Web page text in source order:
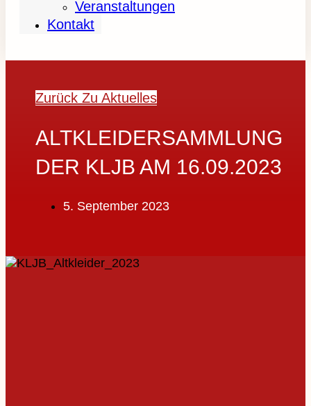
Veranstaltungen
Kontakt
Zurück Zu Aktuelles
ALTKLEIDERSAMMLUNG
DER KLJB AM 16.09.2023
5. September 2023